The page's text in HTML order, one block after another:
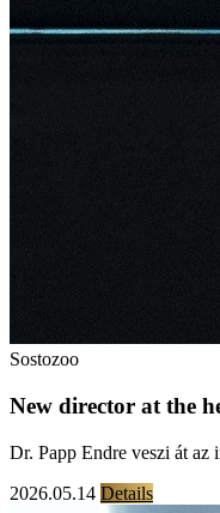
Sostozoo
New director at the
Dr. Papp Endre veszi át az
2026.05.14 Details